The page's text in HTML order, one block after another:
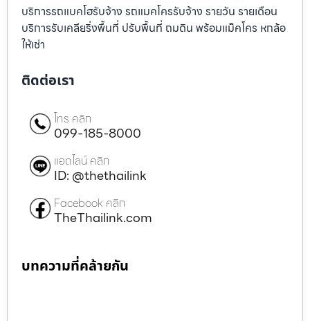
บริการรถแบคโฮรับจ้าง รถแมคโครรับจ้าง รายวัน รายเดือน
บริการรับเคลียริ่งพื้นที่ ปรับพื้นที่ ถมดิน พร้อมแม็คโคร หกล้อ
ให้เช่า
ติดต่อเรา
โทร คลิก
099-185-8000
แอดไลน์ คลิก
ID: @thethailink
Facebook คลิก
TheThailink.com
บทความที่คล้ายกัน